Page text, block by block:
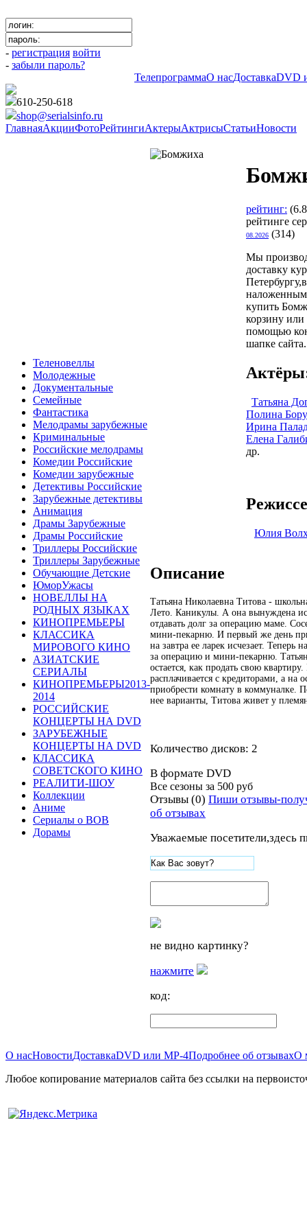
- регистрация войти
- забыли пароль?
ТелепрограммаО насДоставкаDVD
610-250-618
shop@serialsinfo.ru
ГлавнаяАкцииФотоРейтингиАктерыАктрисыСтатьиНовости
Теленовеллы
Молодежные
Документальные
Семейные
Фантастика
Мелодрамы зарубежные
Криминальные
Российские мелодрамы
Комедии Российские
Комедии зарубежные
Детективы Российские
Зарубежные детективы
Анимация
Драмы Зарубежные
Драмы Российские
Триллеры Российские
Триллеры Зарубежные
Обучающие Детские
ЮморУжасы
НОВЕЛЛЫ НА
РОДНЫХ ЯЗЫКАХ
КИНОПРЕМЬЕРЫ
КЛАССИКА
МИРОВОГО КИНО
АЗИАТСКИЕ
СЕРИАЛЫ
КИНОПРЕМЬЕРЫ2013-
2014
РОССИЙСКИЕ
КОНЦЕРТЫ НА DVD
ЗАРУБЕЖНЫЕ
КОНЦЕРТЫ НА DVD
КЛАССИКА
СОВЕТСКОГО КИНО
РЕАЛИТИ-ШОУ
Коллекции
Аниме
Сериалы о ВОВ
Дорамы
рейтинг:
рейтинге
08.2026 (314)
Мы
доставку
купить
корзину или
помощью
шапке сайта.
Татьяна
Полина
Ирина
Елена
др.
Юлия
Описание
Татьяна Николаевна Титова -
Лето. Каникулы. А она вынуждена
отдавать долг за операцию маме.
мини-пекарню. И первый же день
на завтра ее ларек исчезает. Теперь
за операцию и мини-пекарню.
остается, как продать свою
расплачивается с кредиторами, а на
приобрести комнату в коммуналке.
нее варианты, Титова живет у
Количество дисков: 2
В формате DVD
Все сезоны за 500 руб
Отзывы (0) Пиши отзывы-
об отзывах
Уважаемые посетители,здесь
не видно картинку?
нажмите
код:
О насНовостиДоставкаDVD или MP-4Подробнее об отзывахО
Любое копирование материалов сайта без ссылки на